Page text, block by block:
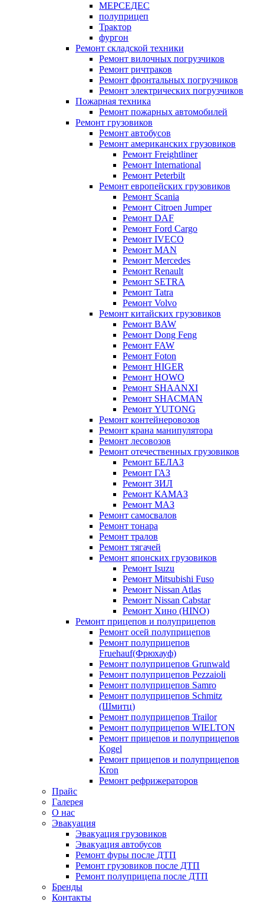
МЕРСЕДЕС
полуприцеп
Трактор
фургон
Ремонт складской техники
Ремонт вилочных погрузчиков
Ремонт ричтраков
Ремонт фронтальных погрузчиков
Ремонт электрических погрузчиков
Пожарная техника
Ремонт пожарных автомобилей
Ремонт грузовиков
Ремонт автобусов
Ремонт американских грузовиков
Ремонт Freightliner
Ремонт International
Ремонт Peterbilt
Ремонт европейских грузовиков
Ремонт Scania
Ремонт Citroen Jumper
Ремонт DAF
Ремонт Ford Cargo
Ремонт IVECO
Ремонт MAN
Ремонт Mercedes
Ремонт Renault
Ремонт SETRA
Ремонт Tatra
Ремонт Volvo
Ремонт китайских грузовиков
Ремонт BAW
Ремонт Dong Feng
Ремонт FAW
Ремонт Foton
Ремонт HIGER
Ремонт HOWO
Ремонт SHAANXI
Ремонт SHACMAN
Ремонт YUTONG
Ремонт контейнеровозов
Ремонт крана манипулятора
Ремонт лесовозов
Ремонт отечественных грузовиков
Ремонт БЕЛАЗ
Ремонт ГАЗ
Ремонт ЗИЛ
Ремонт КАМАЗ
Ремонт МАЗ
Ремонт самосвалов
Ремонт тонара
Ремонт тралов
Ремонт тягачей
Ремонт японских грузовиков
Ремонт Isuzu
Ремонт Mitsubishi Fuso
Ремонт Nissan Atlas
Ремонт Nissan Cabstar
Ремонт Хино (HINO)
Ремонт прицепов и полуприцепов
Ремонт осей полуприцепов
Ремонт полуприцепов
Fruehauf(Фрюхауф)
Ремонт полуприцепов Grunwald
Ремонт полуприцепов Pezzaioli
Ремонт полуприцепов Samro
Ремонт полуприцепов Schmitz
(Шмитц)
Ремонт полуприцепов Trailor
Ремонт полуприцепов WIELTON
Ремонт прицепов и полуприцепов
Kogel
Ремонт прицепов и полуприцепов
Kron
Ремонт рефрижераторов
Прайс
Галерея
О нас
Эвакуация
Эвакуация грузовиков
Эвакуация автобусов
Ремонт фуры после ДТП
Ремонт грузовиков после ДТП
Ремонт полуприцепа после ДТП
Бренды
Контакты